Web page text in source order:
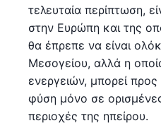
τελευταία περίπτωση,
στην Ευρώπη και της
θα έπρεπε να είναι
Μεσογείου, αλλά η
ενεργειών, μπορεί
φύση μόνο σε
περιοχές της ηπείρου.